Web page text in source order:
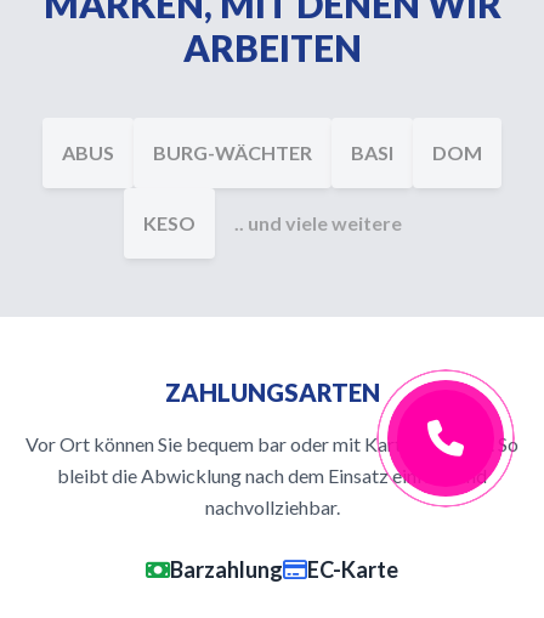
ARBEITEN
ABUS BURG-WÄCHTER BASI DOM
KESO .. und viele weitere
ZAHLUNGSARTEN
Vor Ort können Sie bequem bar oder mit Karte bezahlen. So
bleibt die Abwicklung nach dem Einsatz einfach und
nachvollziehbar.
Barzahlung EC-Karte